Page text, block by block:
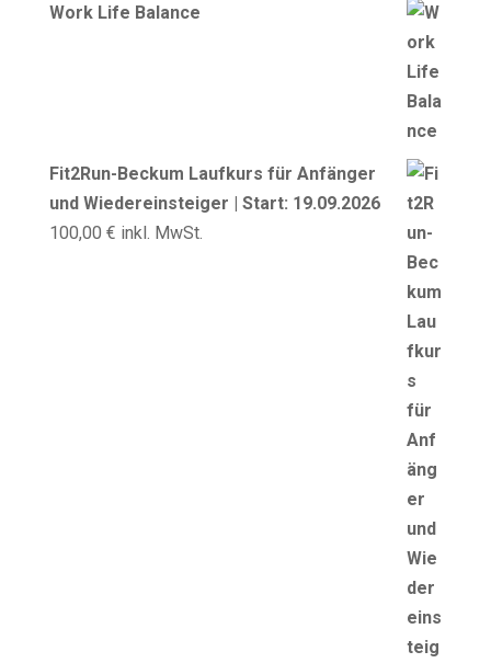
Work Life Balance
Fit2Run-Beckum Laufkurs für Anfänger
und Wiedereinsteiger | Start: 19.09.2026
100,00 € inkl. MwSt.